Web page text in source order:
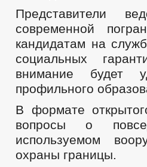
Представители
современной
кандидатам на
социальных
внимание будет
профильного
В формате
вопросы о
используемом
охраны границы.